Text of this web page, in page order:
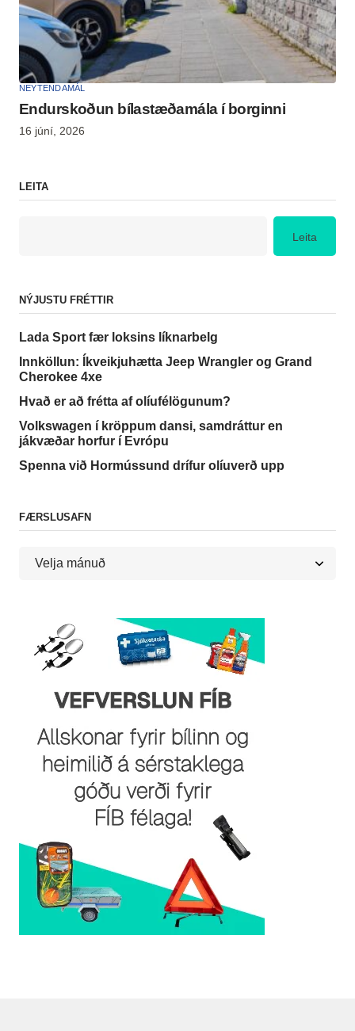
NEYTENDAMÁL
Endurskoðun bílastæðamála í borginni
16 júní, 2026
LEITA
Leita
NÝJUSTU FRÉTTIR
Lada Sport fær loksins líknarbelg
Innköllun: Íkveikjuhætta Jeep Wrangler og Grand
Cherokee 4xe
Hvað er að frétta af olíufélögunum?
Volkswagen í kröppum dansi, samdráttur en
jákvæðar horfur í Evrópu
Spenna við Hormússund drífur olíuverð upp
FÆRSLUSAFN